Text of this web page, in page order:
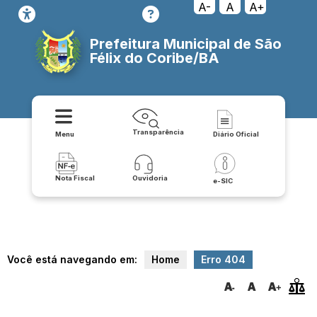
transparencia/lrf_lei_de_responsabilidade_fiscal/
A- A A+
Prefeitura Municipal de São
Félix do Coribe/BA
Menu Transparência Diário Oficial
Nota Fiscal Ouvidoria e-SIC
Você está navegando em: Home Erro 404